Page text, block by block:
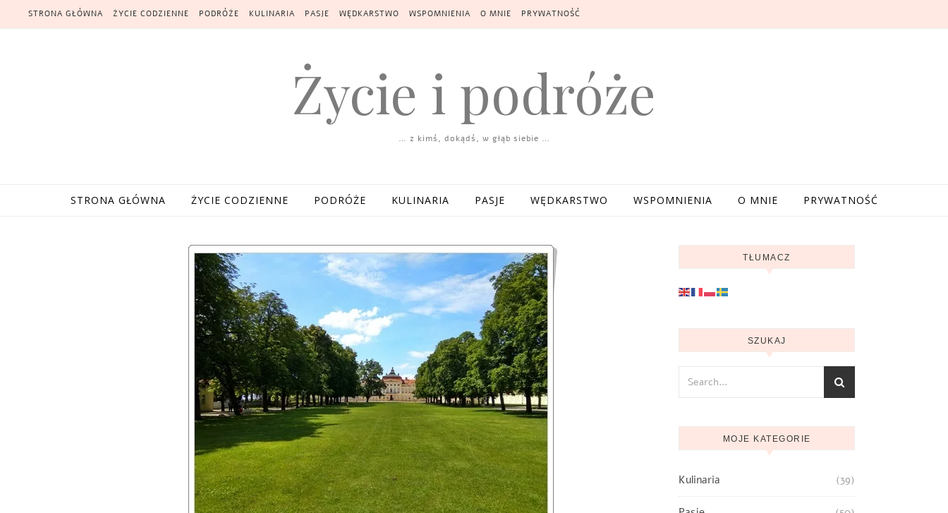
Skip to content
STRONA GŁÓWNA ŻYCIE CODZIENNE PODRÓŻE KULINARIA PASJE WĘDKARSTWO WSPOMNIENIA O MNIE PRYWATNOŚĆ
Życie i podróże
… z kimś, dokądś, w głąb siebie …
STRONA GŁÓWNA ŻYCIE CODZIENNE PODRÓŻE KULINARIA PASJE WĘDKARSTWO WSPOMNIENIA O MNIE PRYWATNOŚĆ
TŁUMACZ
SZUKAJ
MOJE KATEGORIE
Kulinaria (39)